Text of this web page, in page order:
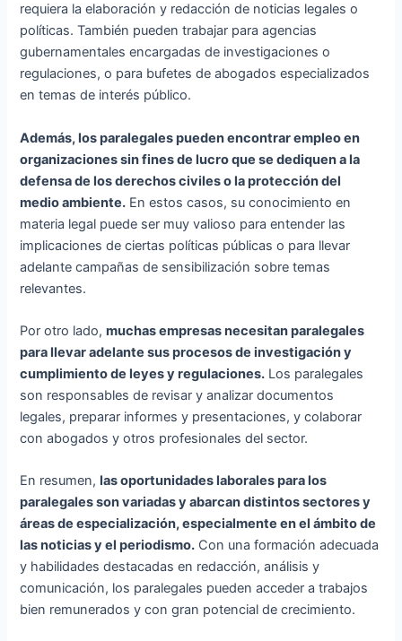
requiera la elaboración y redacción de noticias legales o
políticas. También pueden trabajar para agencias
gubernamentales encargadas de investigaciones o
regulaciones, o para bufetes de abogados especializados
en temas de interés público.
Además, los paralegales pueden encontrar empleo en
organizaciones sin fines de lucro que se dediquen a la
defensa de los derechos civiles o la protección del
medio ambiente. En estos casos, su conocimiento en
materia legal puede ser muy valioso para entender las
implicaciones de ciertas políticas públicas o para llevar
adelante campañas de sensibilización sobre temas
relevantes.
Por otro lado,muchas empresas necesitan paralegales
para llevar adelante sus procesos de investigación y
cumplimiento de leyes y regulaciones. Los paralegales
son responsables de revisar y analizar documentos
legales, preparar informes y presentaciones, y colaborar
con abogados y otros profesionales del sector.
En resumen, las oportunidades laborales para los
paralegales son variadas y abarcan distintos sectores y
áreas de especialización, especialmente en el ámbito de
las noticias y el periodismo. Con una formación adecuada
y habilidades destacadas en redacción, análisis y
comunicación, los paralegales pueden acceder a trabajos
bien remunerados y con gran potencial de crecimiento.